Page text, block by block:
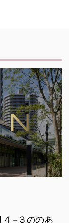
４−３ののあ